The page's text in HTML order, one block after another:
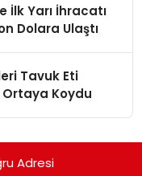
İlk Yarı İhracatı
Dolara Ulaştı
Tavuk Eti
Koydu
Adresi